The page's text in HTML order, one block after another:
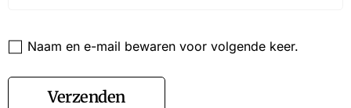
Naam en e-mail bewaren voor volgende keer.
Verzenden